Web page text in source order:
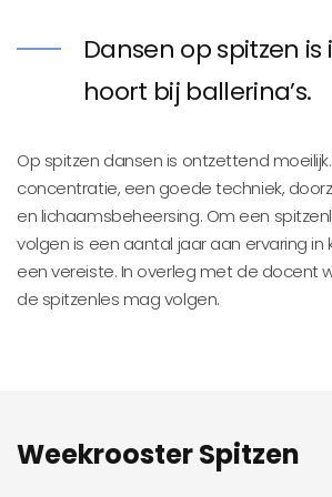
Dansen op spitzen
hoort bij ballerina’s.
Op spitzen dansen is ontzettend
concentratie, een goede techniek,
en lichaamsbeheersing. Om een
volgen is een aantal jaar aan ervaring in
een vereiste. In overleg met de docent
de spitzenles mag volgen.
Weekrooster Spitzen